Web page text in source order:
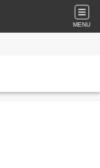
MENU